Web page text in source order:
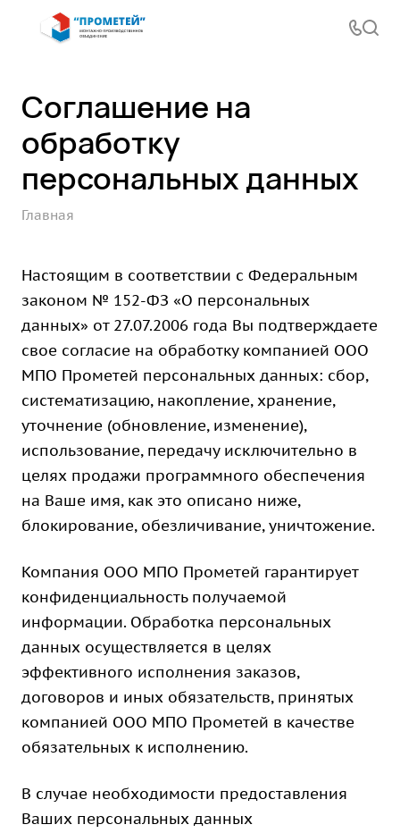
Соглашение на
обработку
персональных данных
Главная
Настоящим в соответствии с Федеральным
законом № 152-ФЗ «О персональных
данных» от 27.07.2006 года Вы подтверждаете
свое согласие на обработку компанией ООО
МПО Прометей персональных данных: сбор,
систематизацию, накопление, хранение,
уточнение (обновление, изменение),
использование, передачу исключительно в
целях продажи программного обеспечения
на Ваше имя, как это описано ниже,
блокирование, обезличивание, уничтожение.
Компания ООО МПО Прометей гарантирует
конфиденциальность получаемой
информации. Обработка персональных
данных осуществляется в целях
эффективного исполнения заказов,
договоров и иных обязательств, принятых
компанией ООО МПО Прометей в качестве
обязательных к исполнению.
В случае необходимости предоставления
Ваших персональных данных